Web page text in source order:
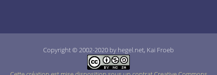
Copyright © 2002-2020 by hegel.net, Kai Froeb